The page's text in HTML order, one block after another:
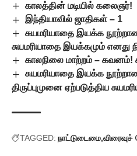
காலத்தின் மடியில் கலைஞர்!
இந்தியாவில் ஜாதிகள் – 1
சுயமரியாதை இயக்க
சுயமரியாதை இயக்கமும் எனது
காலநிலை மாற்றம் –
சுயமரியாதை இயக்க
திருப்புமுனை ஏற்படுத்திய
TAGGED: நாட்டுடைமை